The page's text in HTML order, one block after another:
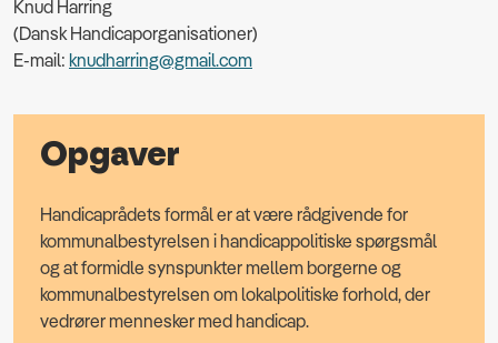
Knud Harring
(Dansk Handicaporganisationer)
E-mail: knudharring@gmail.com
Opgaver
Handicaprådets formål er at være rådgivende for
kommunalbestyrelsen i handicappolitiske spørgsmål
og at formidle synspunkter mellem borgerne og
kommunalbestyrelsen om lokalpolitiske forhold, der
vedrører mennesker med handicap.